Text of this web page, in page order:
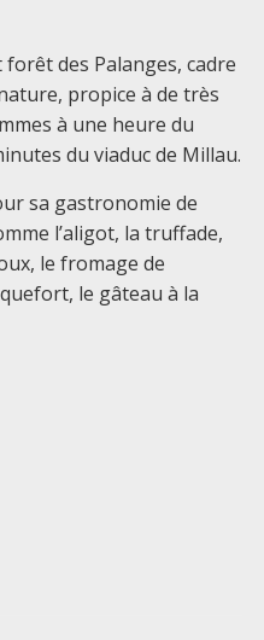
des Palanges, cadre
propice à de très
à une heure du
du viaduc de Millau.
sa gastronomie de
l’aligot, la truffade,
le fromage de
le gâteau à la